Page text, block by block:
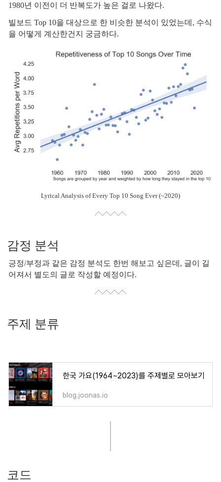
1980년 이전이 더 반복도가 높은 걸로 나왔다.
빌보드 Top 10을 대상으로 한 비슷한 분석이 있었는데, 수식
을 어떻게 계산한건지 궁금하다.
Lyrical Analysis of Every Top 10 Song Ever (~2020)
감정 분석
긍정/부정과 같은 감정 분석도 한번 해보고 싶은데, 글이 길
어져서 별도의 글로 작성할 예정이다.
주제 분류
한국 가요(1964~2023)를 주제별로 모아보기
blog.joonas.io
코드